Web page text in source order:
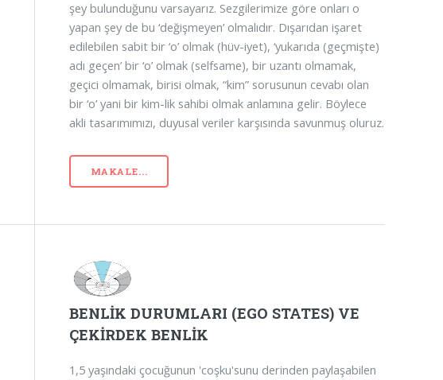
şey bulunduğunu varsayarız. Sezgilerimize göre onları o
yapan şey de bu ‘değişmeyen’ olmalıdır. Dışarıdan işaret
edilebilen sabit bir ‘o’ olmak (hüv-iyet), ‘yukarıda (geçmişte)
adı geçen’ bir ‘o’ olmak (selfsame), bir uzantı olmamak,
geçici olmamak, birisi olmak, “kim” sorusunun cevabı olan
bir ‘o’ yani bir kim-lik sahibi olmak anlamına gelir. Böylece
akli tasarımımızı, duyusal veriler karşısında savunmuş oluruz.
MAKALE...
BENLİK DURUMLARI (EGO STATES) VE
ÇEKİRDEK BENLİK
1,5 yaşındaki çocuğunun 'coşku'sunu derinden paylaşabilen